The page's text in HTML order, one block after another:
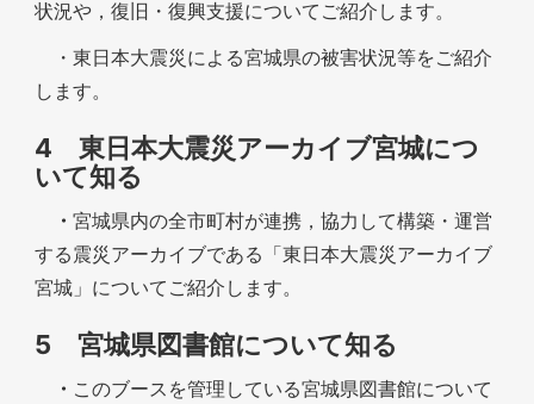
状況や，復旧・復興支援についてご紹介します。
・東日本大震災による宮城県の被害状況等をご紹介
します。
4 東日本大震災アーカイブ宮城につ
いて知る
・宮城県内の全市町村が連携，協力して構築・運営
する震災アーカイブである「東日本大震災アーカイブ
宮城」についてご紹介します。
5 宮城県図書館について知る
・ このブースを管理している宮城県図書館について